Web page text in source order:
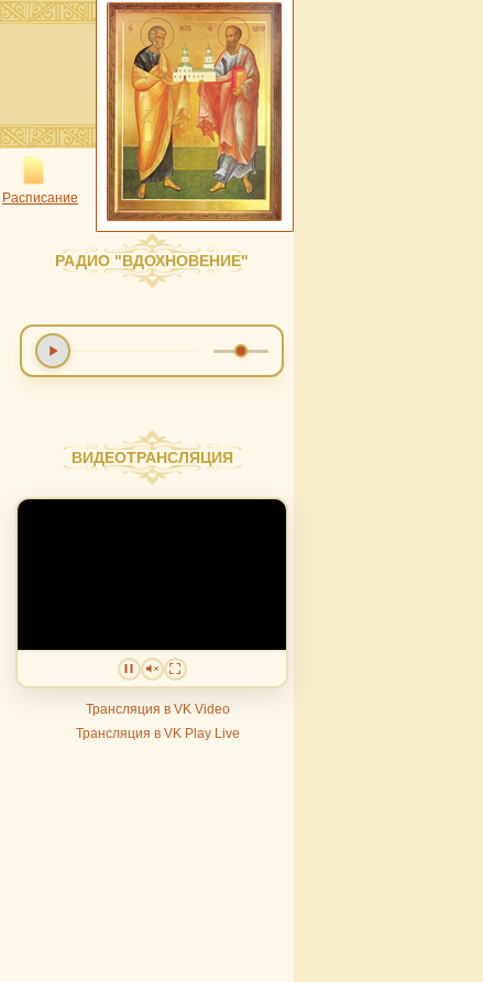
Расписание
РАДИО "ВДОХНОВЕНИЕ"
ВИДЕОТРАНСЛЯЦИЯ
Трансляция в VK Video
Трансляция в VK Play Live